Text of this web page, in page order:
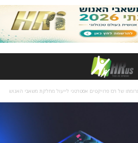
של רכז פרויקטים אסטרטגי לייעול מחלקת משאבי האנוש